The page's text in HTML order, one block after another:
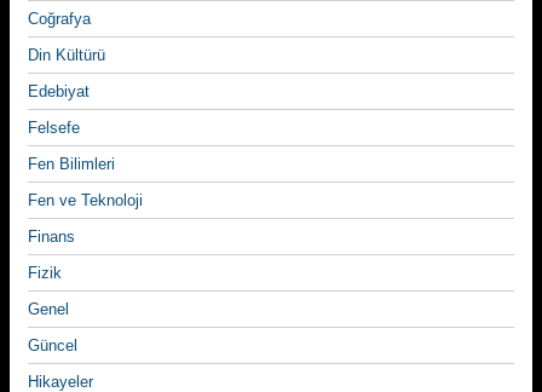
Coğrafya
Din Kültürü
Edebiyat
Felsefe
Fen Bilimleri
Fen ve Teknoloji
Finans
Fizik
Genel
Güncel
Hikayeler